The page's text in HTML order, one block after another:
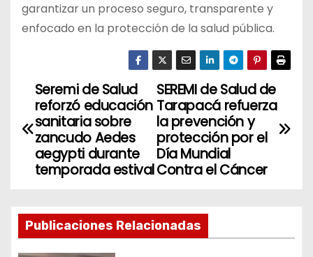
garantizar un proceso seguro, transparente y
enfocado en la protección de la salud pública.
N
a
g
a
SEREMI de Salud de
Tarapacá refuerza
la prevención y
protección por el
Día Mundial
Contra el Cáncer
Seremi de Salud
reforzó educación
sanitaria sobre
zancudo Aedes
aegypti durante
temporada estival
Publicaciones Relacionadas